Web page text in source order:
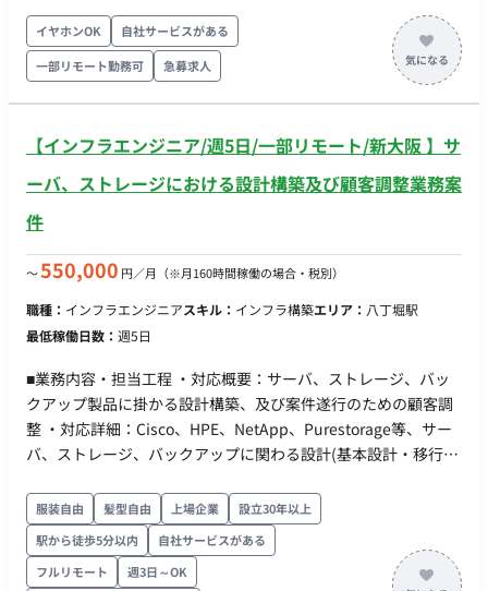
スプリントプランニング 〇デイリースクラム 〇スプリント
レビュー（出社。半⽉に1度） 〇スプリントレトロスペクテ
ィブ ▼同期コミュニケーション：Gather 〇バーチャルオフ
ィスに出社 〇⾮同期コミュニケーション：Slack 〇ストッ
ロジェクト管理：Notion 〇開発⽣産性改善：Findy Team+
〇グループウェア： GoogleWorkspace(Gmail,
社・求人の魅力 〇新規プロダクトとなり、ライブラリ選定等
の技術選定に関われます 〇雇⽤形態に関わらず、設計‧実装‧
コードレビューに関われるフラットな組織です 〇リモートメ
インの環境。開発‧スキルアップに注⼒できます 〇開発に必要
なソフトウェアライセンスの貸与制度を導⼊(Cursorなどの有料
相談可能 ・基本リモートだが、週1回を目安に永田町のオフィ
ス出社
件定義】 製品仕様の検討 ハードウェア要件の整理 【筐体・機
構設計】 デジタルサイネージの筐体設計 構造設計 車載・屋外
環境を考慮した設計 【試作・改善】 試作品の設計 組立・評価
改善提案 【デバイス設計】 ディスプレイ・基板・各種デバイス
ーカーとの技術折衝 現地設置サポート 使用ツール SolidWorks
Fusion360 ■働き方 稼働量：応相談 リモート稼働：一部リモー
19:00のうち数時間～を想定 契約期間：長期可
イヤホンOK
自社サービスがある
一部リモート勤務可
急募求人
【インフラエンジニア/週5日/一部リモート/新大阪 】サ
ーバ、ストレージにおける設計構築及び顧客調整業務案
件
〜550,000 円／月 （※月160時間稼働の場合・税別）
職種： インフラエンジニアスキル： インフラ構築エリア： 八丁堀駅
最低稼働日数： 週5日
■業務内容・担当工程 ・対応概要：サーバ、ストレージ、バッ
クアップ製品に掛かる設計構築、及び案件遂行のための顧客調
整 ・対応詳細：Cisco、HPE、NetApp、Purestorage等、サー
バ、ストレージ、バックアップに関わる設計(基本設計・移行設
ートナー協業体制における現地作業統括)、及び案件遂行のため
の顧客調整など。 ・顧客調整：全体スケジュール、課題管理
表、WBSなどの顧客調整等 ・設計：基本設計、移行設計、パラ
メータシート作成、試験シート作成、作業手順書作成等 ・構
服装自由 髪型自由 上場企業
設立30年以上
駅から徒歩5分以内
自社サービスがある
フルリモート
週3日～OK